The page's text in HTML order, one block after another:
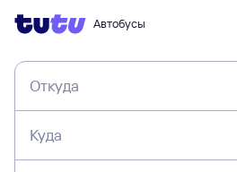
Автобусы
Откуда
Куда